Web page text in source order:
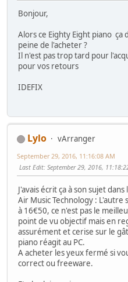
Bonjour,
Alors ce Eighty Eight piano ça
peine de l'acheter ?
Il n'est pas trop tard pour
pour vos retours
IDEFIX
Lylo
vArranger
September 29, 2016, 11:16:08 AM
Last Edit: September 29, 2016,
J'avais écrit ça à son sujet
Air Music Technology : L'autre
à 16€50, ce n'est pas le
point de vu objectif mais en
assurément et cerise sur le
piano réagit au PC.
A acheter les yeux fermé si
correct ou freeware.